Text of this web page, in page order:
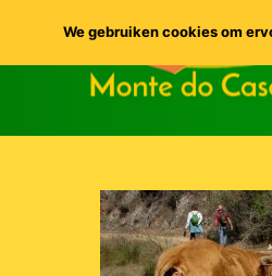
We gebruiken cookies om